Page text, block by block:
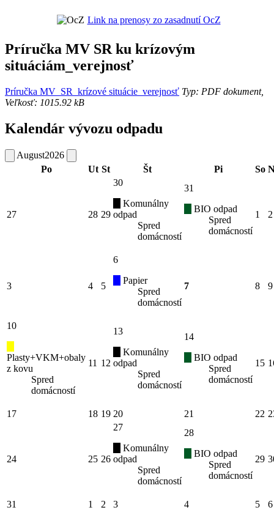
Link na prenosy zo zasadnutí OcZ
Príručka MV SR ku krízovým
situáciám_verejnosť
Príručka MV_SR_krízové situácie_verejnosť Typ: PDF dokument,
Veľkosť: 1015.92 kB
Kalendár vývozu odpadu
August2026
Po
Ut St Št Pi So
27 28 29
30
Komunálny
odpad
Spred
domácností
31
BIO odpad
Spred
domácností
1 2
3 4 5
6
Papier
Spred
domácností
7 8 9
10
Plasty+VKM+obaly
z kovu
Spred
domácností
11 12
13
Komunálny
odpad
Spred
domácností
14
BIO odpad
Spred
domácností
15
17 18 19 20 21 22
24 25 26
27
Komunálny
odpad
Spred
domácností
28
BIO odpad
Spred
domácností
29
31 1 2 3 4 5
6